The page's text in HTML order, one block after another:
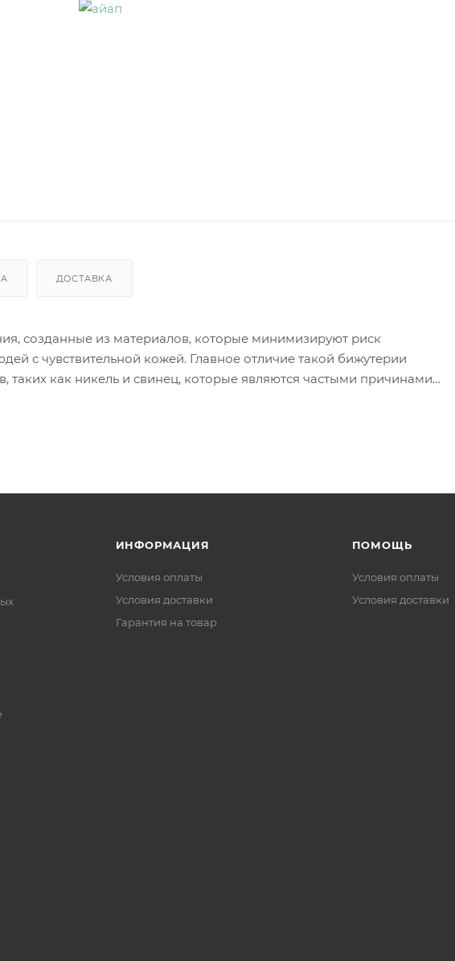
ДОСТАВКА
созданные из материалов, которые минимизируют риск
с чувствительной кожей. Главное отличие такой бижутерии
таких как никель и свинец, которые являются частыми причинами
изделия могут содержать никель в сплавах).
ИНФОРМАЦИЯ
Условия оплаты
Условия доставки
Гарантия на товар
ПОМОЩЬ
Условия оплаты
Условия доставки